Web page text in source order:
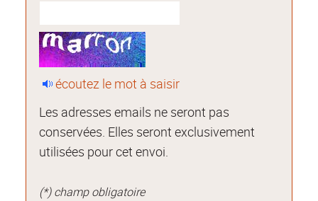
écoutez le mot à saisir
Les adresses emails ne seront pas
conservées. Elles seront exclusivement
utilisées pour cet envoi.
(*) champ obligatoire